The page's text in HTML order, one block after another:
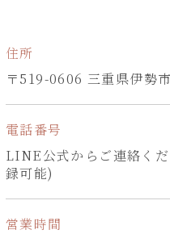
住所
〒519-0606 三重県伊勢
電話番号
LINE公式からご連絡く
録可能)
営業時間